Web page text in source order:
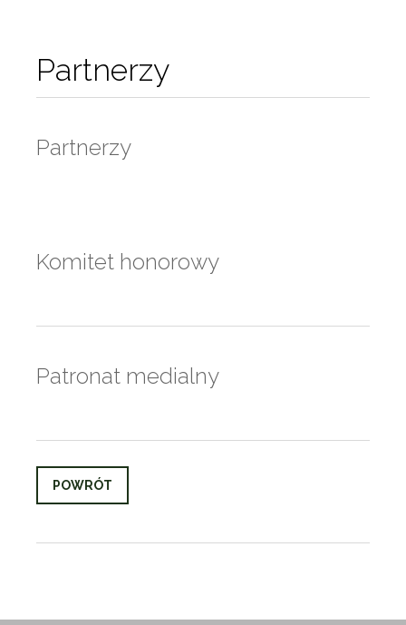
Partnerzy
Partnerzy
Komitet honorowy
Patronat medialny
POWRÓT